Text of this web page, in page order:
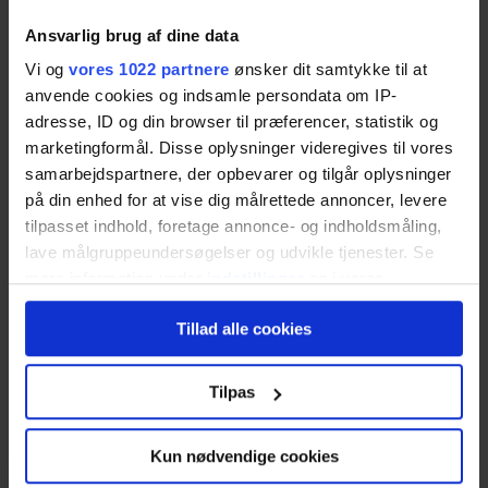
Ansvarlig brug af dine data
Vi og vores 1022 partnere ønsker dit samtykke til at
anvende cookies og indsamle persondata om IP-
adresse, ID og din browser til præferencer, statistik og
marketingformål. Disse oplysninger videregives til vores
samarbejdspartnere, der opbevarer og tilgår oplysninger
på din enhed for at vise dig målrettede annoncer, levere
tilpasset indhold, foretage annonce- og indholdsmåling,
lave målgruppeundersøgelser og udvikle tjenester. Se
persondatapolitik. Du kan altid trække dit samtykke
tilbage eller ændre indstillinger fra vores
"Cookiedeklaration", eller ved at trykke på "Privacy
Hvis du tillader det, vil vi også gerne:
Indsamle præcise oplysninger om din placering,
Tillad alle cookies
Tilpas
Kun nødvendige cookies
Om Ejendomsmægler.dk
Ejendomsmægler.dk er en gratis tilbuds- og
sammenligningstjeneste til dig, der leder efter en
kompetent ejendomsmægler med erfaring inden
for at sælge din type bolig.
Vores dygtige samarbejdspartnere kan hjælpe dig
med alt fra salg af helårsbolig, sommerhus,
landbrug og grunde. Tjenesten er helt
uforpligtende og sikrer, at du får gode salgstilbud
og realistiske salgsvurderinger uden selv at skulle
bruge lang tid på at lede.
Ejendomsmægler.dk er udviklet og drevet af den
norske IT-virksomhed Nettbureau AS, som er en af